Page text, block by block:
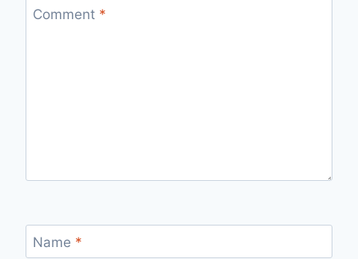
Comment *
Name *